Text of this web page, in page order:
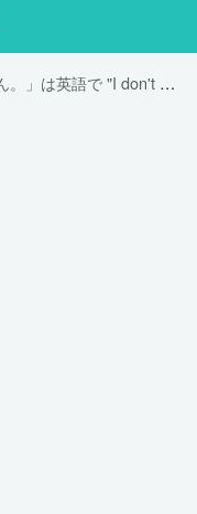
「小銭がありません。」は英語で "I don't have any coins."